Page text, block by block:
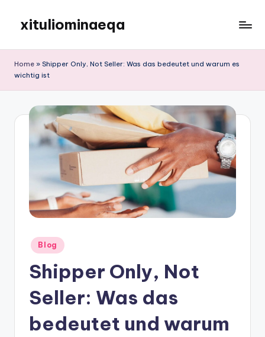
content
xituliominaeqa
Home » Shipper Only, Not Seller: Was das bedeutet und warum es
wichtig ist
Posted
in
Blog
Shipper Only, Not
Seller: Was das
bedeutet und warum